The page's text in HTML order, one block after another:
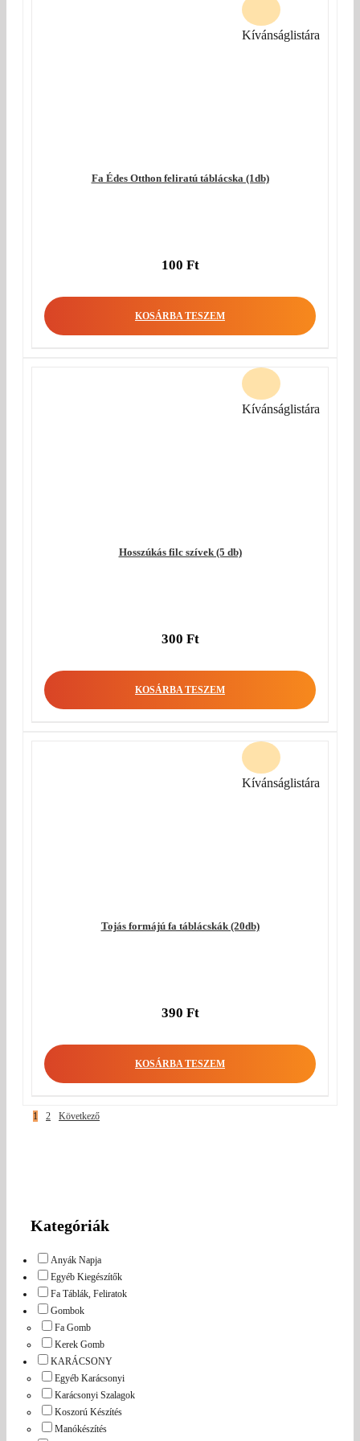
Fa Édes Otthon feliratú táblácska (1db)
100 Ft
KOSÁRBA TESZEM
Kívánságlistára
Hosszúkás filc szívek (5 db)
300 Ft
KOSÁRBA TESZEM
Kívánságlistára
Tojás formájú fa táblácskák (20db)
390 Ft
KOSÁRBA TESZEM
Kívánságlistára
1 2 Következő
Kategóriák
Anyák Napja
Egyéb Kiegészítők
Fa Táblák, Feliratok
Gombok
Fa Gomb
Kerek Gomb
KARÁCSONY
Egyéb Karácsonyi
Karácsonyi Szalagok
Koszorú Készítés
Manókészítés